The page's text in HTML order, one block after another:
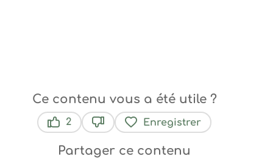
Ce contenu vous a été utile ?
2
Enregistrer
Partager ce contenu